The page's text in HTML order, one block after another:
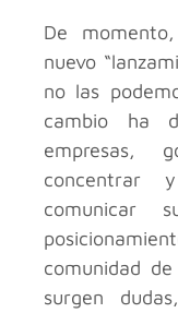
De
nuevo
no las
cambio ha
empresas,
concentrar
comunicar
comunidad
surgen